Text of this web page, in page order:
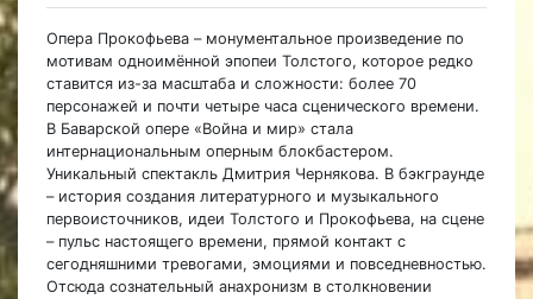
Опера Прокофьева – монументальное произведение по
мотивам одноимённой эпопеи Толстого, которое редко
ставится из-за масштаба и сложности: более 70
персонажей и почти четыре часа сценического времени.
В Баварской опере «Война и мир» стала
интернациональным оперным блокбастером.
Уникальный спектакль Дмитрия Чернякова. В бэкграунде
– история создания литературного и музыкального
первоисточников, идеи Толстого и Прокофьева, на сцене
– пульс настоящего времени, прямой контакт с
сегодняшними тревогами, эмоциями и повседневностью.
Отсюда сознательный анахронизм в столкновении